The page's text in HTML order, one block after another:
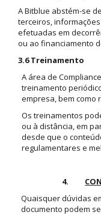
A Bitblue abstém-se
terceiros,
efetuadas em
ou ao financiamento
3.6 Treinamento
A área de
treinamento
empresa, bem como
Os treinamentos
ou à distância, em
desde que o
regulamentares e
4.
Quaisquer dúvidas
documento podem